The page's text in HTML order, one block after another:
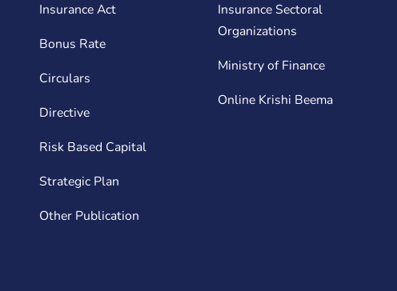
Insurance Act
Bonus Rate
Circulars
Directive
Risk Based Capital
Strategic Plan
Other Publication
Insurance Sectoral
Organizations
Ministry of Finance
Online Krishi Beema